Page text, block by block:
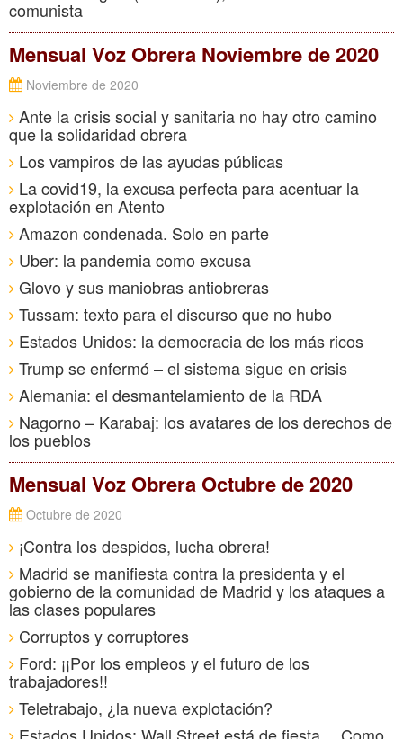
comunista
Mensual Voz Obrera Noviembre de 2020
Noviembre de 2020
Ante la crisis social y sanitaria no hay otro camino
que la solidaridad obrera
Los vampiros de las ayudas públicas
La covid19, la excusa perfecta para acentuar la
explotación en Atento
Amazon condenada. Solo en parte
Uber: la pandemia como excusa
Glovo y sus maniobras antiobreras
Tussam: texto para el discurso que no hubo
Estados Unidos: la democracia de los más ricos
Trump se enfermó – el sistema sigue en crisis
Alemania: el desmantelamiento de la RDA
Nagorno – Karabaj: los avatares de los derechos de
los pueblos
Mensual Voz Obrera Octubre de 2020
Octubre de 2020
¡Contra los despidos, lucha obrera!
Madrid se manifiesta contra la presidenta y el
gobierno de la comunidad de Madrid y los ataques a
las clases populares
Corruptos y corruptores
Ford: ¡¡Por los empleos y el futuro de los
trabajadores!!
Teletrabajo, ¿la nueva explotación?